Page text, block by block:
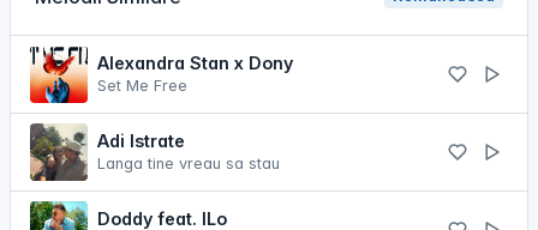
Alexandra Stan x Dony
Set Me Free
Adi Istrate
Langa tine vreau sa stau
Doddy feat. ​⁠ILo